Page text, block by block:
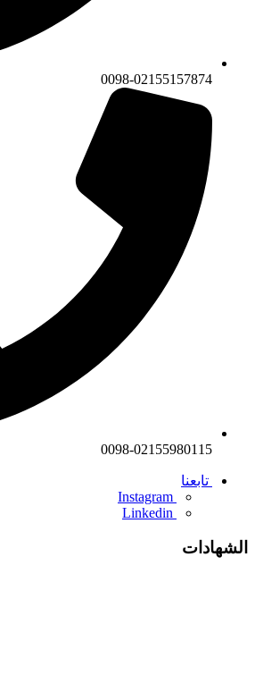
0098-02155157874
0098-02155980115
تابعنا
الشهادات